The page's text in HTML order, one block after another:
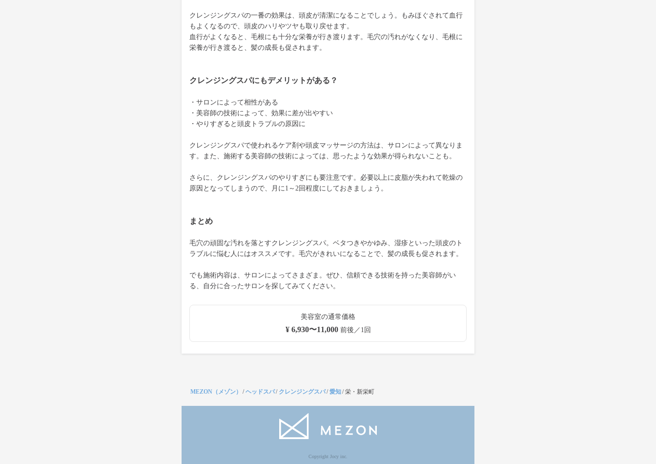
クレンジングスパの一番の効果は、頭皮が清潔になることでしょう。もみほぐされて血行
もよくなるので、頭皮のハリやツヤも取り戻せます。
血行がよくなると、毛根にも十分な栄養が行き渡ります。毛穴の汚れがなくなり、毛根に
栄養が行き渡ると、髪の成長も促されます。
クレンジングスパにもデメリットがある？
・サロンによって相性がある
・美容師の技術によって、効果に差が出やすい
・やりすぎると頭皮トラブルの原因に
クレンジングスパで使われるケア剤や頭皮マッサージの方法は、サロンによって異なりま
す。また、施術する美容師の技術によっては、思ったような効果が得られないことも。
さらに、クレンジングスパのやりすぎにも要注意です。必要以上に皮脂が失われて乾燥の
原因となってしまうので、月に1～2回程度にしておきましょう。
まとめ
毛穴の頑固な汚れを落とすクレンジングスパ。ベタつきやかゆみ、湿疹といった頭皮のト
ラブルに悩む人にはオススメです。毛穴がきれいになることで、髪の成長も促されます。
でも施術内容は、サロンによってさまざま。ぜひ、信頼できる技術を持った美容師がい
る、自分に合ったサロンを探してみてください。
美容室の通常価格
¥ 6,930〜11,000前後／1回
MEZON（メゾン） /ヘッドスパ/ クレンジングスパ/愛知/栄・新栄町
Copyright Jocy inc.